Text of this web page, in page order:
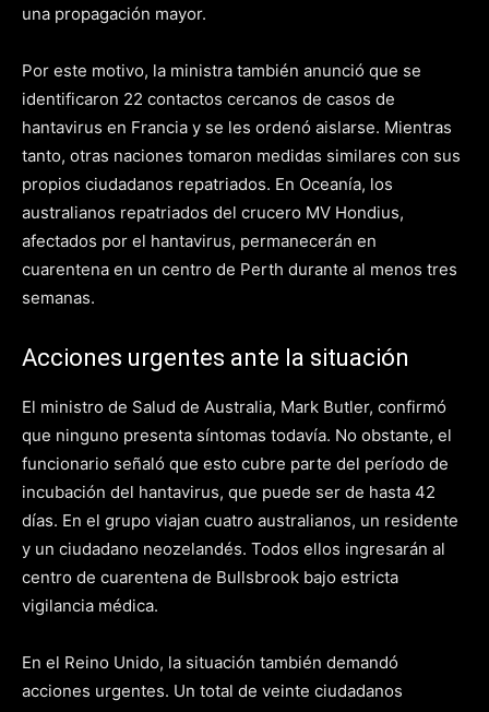
una propagación mayor.
Por este motivo, la ministra también anunció que se
identificaron 22 contactos cercanos de casos de
hantavirus en Francia y se les ordenó aislarse. Mientras
tanto, otras naciones tomaron medidas similares con sus
propios ciudadanos repatriados. En Oceanía, los
australianos repatriados del crucero MV Hondius,
afectados por el hantavirus, permanecerán en
cuarentena en un centro de Perth durante al menos tres
semanas.
Acciones urgentes ante la situación
El ministro de Salud de Australia, Mark Butler, confirmó
que ninguno presenta síntomas todavía. No obstante, el
funcionario señaló que esto cubre parte del período de
incubación del hantavirus, que puede ser de hasta 42
días. En el grupo viajan cuatro australianos, un residente
y un ciudadano neozelandés. Todos ellos ingresarán al
centro de cuarentena de Bullsbrook bajo estricta
vigilancia médica.
En el Reino Unido, la situación también demandó
acciones urgentes. Un total de veinte ciudadanos